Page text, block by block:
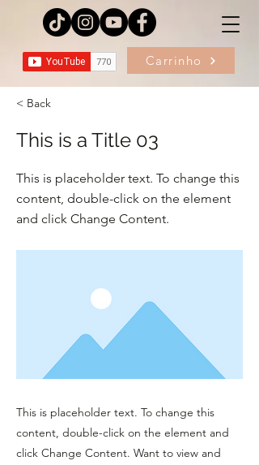
Carrinho
< Back
This is a Title 03
This is placeholder text. To change this
content, double-click on the element
and click Change Content.
This is placeholder text. To change this
content, double-click on the element and
click Change Content. Want to view and